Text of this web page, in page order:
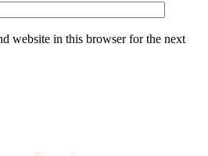
website in this browser for the next